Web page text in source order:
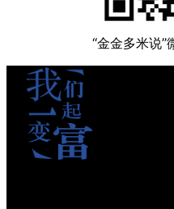
“金金多米说”